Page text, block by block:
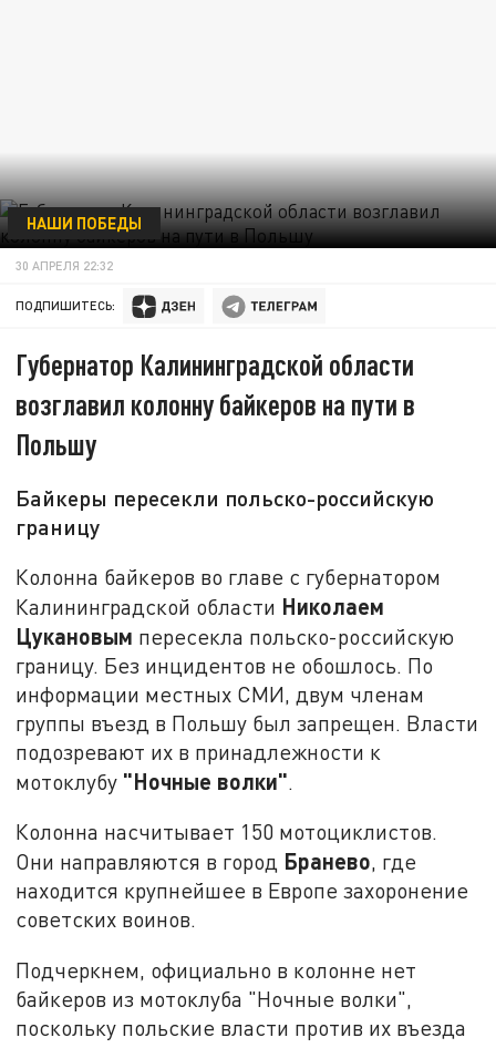
НАШИ ПОБЕДЫ
30 АПРЕЛЯ 22:32
ПОДПИШИТЕСЬ:
Губернатор Калининградской области
возглавил колонну байкеров на пути в
Польшу
Байкеры пересекли польско-российскую
границу
Колонна байкеров во главе с губернатором
Калининградской области Николаем
Цукановым пересекла польско-российскую
границу. Без инцидентов не обошлось. По
информации местных СМИ, двум членам
группы въезд в Польшу был запрещен. Власти
подозревают их в принадлежности к
мотоклубу "Ночные волки".
Колонна насчитывает 150 мотоциклистов.
Они направляются в город Бранево, где
находится крупнейшее в Европе захоронение
советских воинов.
Подчеркнем, официально в колонне нет
байкеров из мотоклуба "Ночные волки",
поскольку польские власти против их въезда